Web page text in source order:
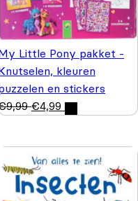
Little Pony pakket -
kleuren
en stickers
9,99 €4,99